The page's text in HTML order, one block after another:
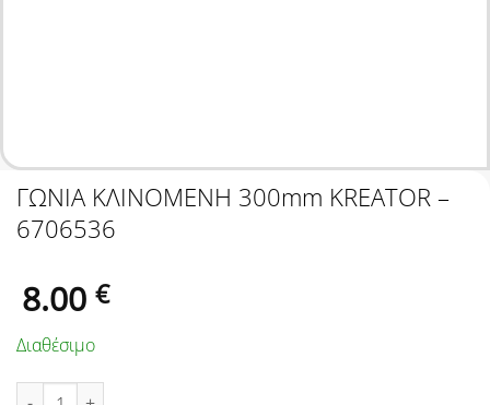
ΓΩΝΙΑ ΚΛΙΝΟΜΕΝΗ 300mm KREATOR –
6706536
8.00 €
Διαθέσιμο
ΓΩΝΙΑ ΚΛΙΝΟΜΕΝΗ 300mm KREATOR - 6706536 ποσότητα